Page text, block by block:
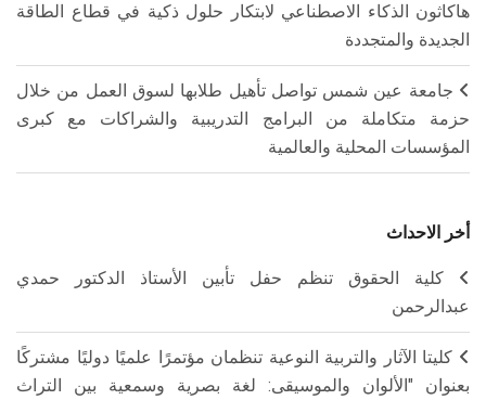
هاكاثون الذكاء الاصطناعي لابتكار حلول ذكية في قطاع الطاقة
الجديدة والمتجددة
جامعة عين شمس تواصل تأهيل طلابها لسوق العمل من خلال
حزمة متكاملة من البرامج التدريبية والشراكات مع كبرى
المؤسسات المحلية والعالمية
أخر الاحداث
كلية الحقوق تنظم حفل تأبين الأستاذ الدكتور حمدي
عبدالرحمن
كليتا الآثار والتربية النوعية تنظمان مؤتمرًا علميًا دوليًا مشتركًا
بعنوان "الألوان والموسيقى: لغة بصرية وسمعية بين التراث